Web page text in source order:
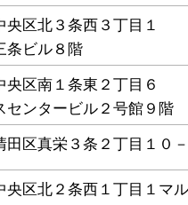
央区北３条西３丁目１
条ビル８階
央区南１条東２丁目６
センタービル２号館９階
田区真栄３条２丁目１０
央区北２条西１丁目１マ